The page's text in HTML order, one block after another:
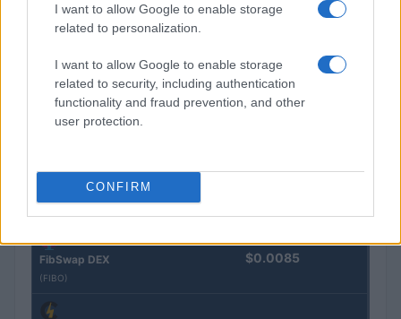
I want to allow Google to enable storage
related to personalization.
I want to allow Google to enable storage
related to security, including authentication
functionality and fraud prevention, and other
user protection.
CONFIRM
(STINJ)
Vested XOR
FibSwap DEX
(FIBO)
$0.0085